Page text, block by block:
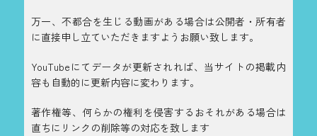
万一、不都合を生じる動画がある場合は公開者・所有者
に直接申し立ていただきますようお願い致します。
YouTubeにてデータが更新されれば、当サイトの掲載内
容も自動的に更新内容に変わります。
著作権等、何らかの権利を侵害するおそれがある場合は
直ちにリンクの削除等の対応を致します